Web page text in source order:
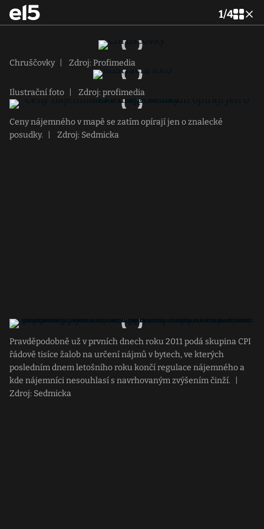
1/4
Chruščovky Zdroj: Profimedia
Ilustrační foto Zdroj: profimedia
Ceny nájemného v mapě se zatím opírají jen o znalecké
posudky.
Zdroj: Sedmicka
Pravděpodobně už v prvních dnech roku 2011 podá skupina CPI
řádově tisíce žalob na určení nájmů v bytech, ve kterých
posledním dnem letošního roku končí regulace nájemného a
kde nájemníci nesouhlasí s navrhovaným zvýšením činží.
Zdroj: Sedmicka